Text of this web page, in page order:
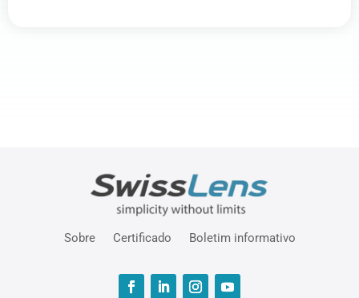
Sobre Certificado Boletim informativo